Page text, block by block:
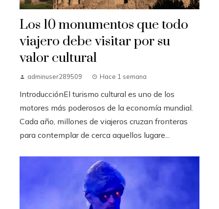
Los 10 monumentos que todo
viajero debe visitar por su
valor cultural
adminuser289509 Hace 1 semana
IntroducciónEl turismo cultural es uno de los
motores más poderosos de la economía mundial.
Cada año, millones de viajeros cruzan fronteras
para contemplar de cerca aquellos lugare...